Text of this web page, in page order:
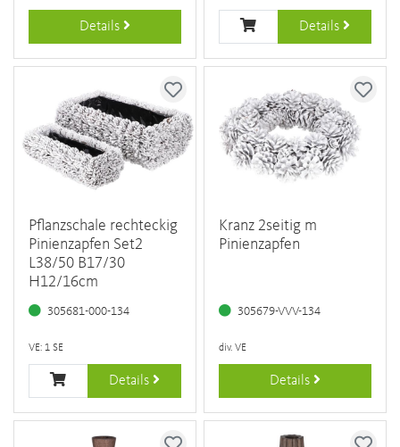
Details Details
Pflanzschale rechteckig
Pinienzapfen Set2
L38/50 B17/30
H12/16cm
305681-000-134
VE: 1 SE
Details
Kranz 2seitig m
Pinienzapfen
305679-VVV-134
div. VE
Details